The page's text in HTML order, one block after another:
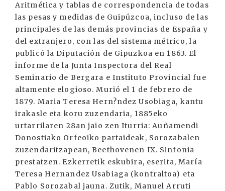
Aritmética y tablas de correspondencia de todas
las pesas y medidas de Guipúzcoa, incluso de las
principales de las demás provincias de España y
del extranjero, con las del sistema métrico, la
publicó la Diputación de Gipuzkoa en 1863. El
informe de la Junta Inspectora del Real
Seminario de Bergara e Instituto Provincial fue
altamente elogioso. Murió el 1 de febrero de
1879. Maria Teresa Hern?ndez Usobiaga, kantu
irakasle eta koru zuzendaria, 1885eko
urtarrilaren 28an jaio zen Iturria: Auñamendi
Donostiako Orfeoiko partaideak, Sorozabalen
zuzendaritzapean, Beethovenen IX. Sinfonia
prestatzen. Ezkerretik eskubira, eserita, María
Teresa Hernandez Usabiaga (kontraltoa) eta
Pablo Sorozabal jauna. Zutik, Manuel Arruti